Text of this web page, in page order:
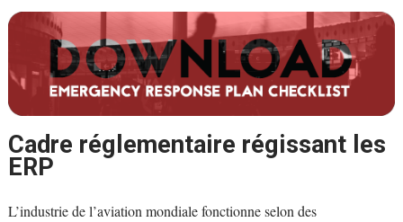
Cadre réglementaire régissant les
ERP
L’industrie de l’aviation mondiale fonctionne selon des